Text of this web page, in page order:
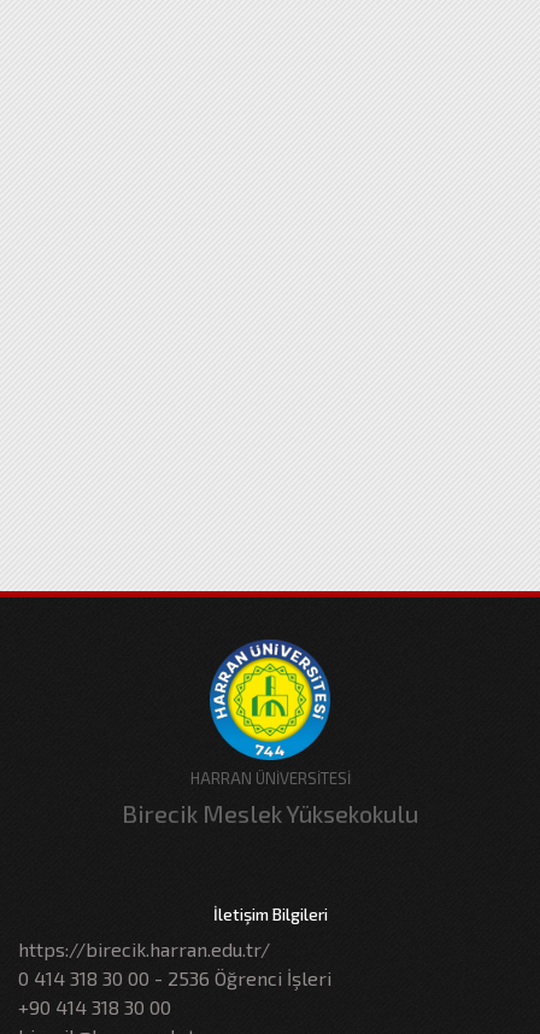
HARRAN ÜNİVERSİTESİ
Birecik Meslek Yüksekokulu
İletişim Bilgileri
https://birecik.harran.edu.tr/
0 414 318 30 00 - 2536 Öğrenci İşleri
+90 414 318 30 00